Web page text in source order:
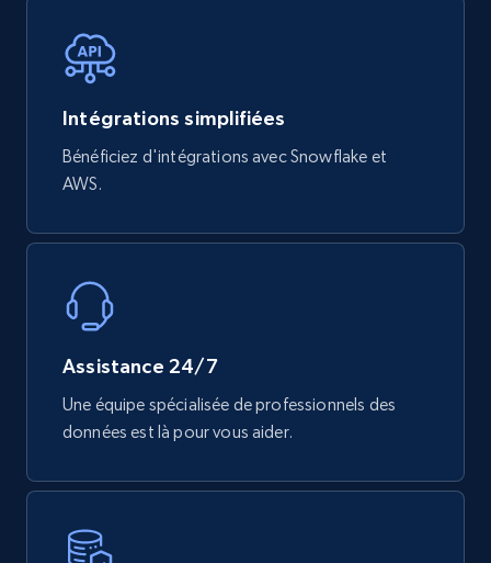
Intégrations simplifiées
Bénéficiez d'intégrations avec Snowflake et
AWS.
Assistance 24/7
Une équipe spécialisée de professionnels des
données est là pour vous aider.